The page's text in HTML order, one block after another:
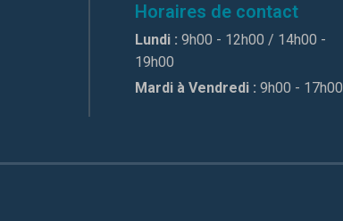
Horaires de contact
Lundi : 9h00 - 12h00 / 14h00 -
19h00
Mardi à Vendredi : 9h00 - 17h00